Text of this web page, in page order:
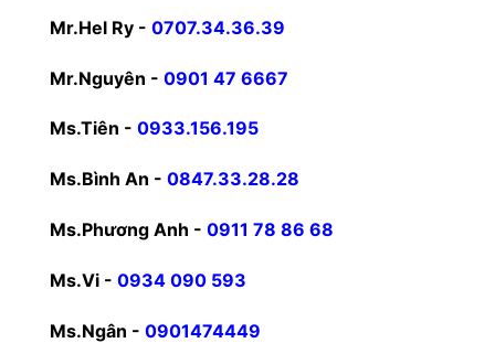
Mr.Hel Ry - 0707.34.36.39
Mr.Nguyên - 0901 47 6667
Ms.Tiên - 0933.156.195
Ms.Bình An - 0847.33.28.28
Ms.Phương Anh - 0911 78 86 68
Ms.Vi - 0934 090 593
Ms.Ngân - 0901474449